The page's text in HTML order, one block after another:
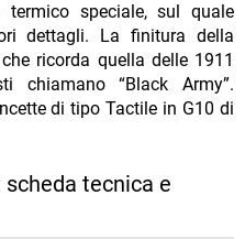
speciale, sul quale
dettagli. La finitura della
ricorda quella delle 1911
chiamano “Black Army”.
di tipo Tactile in G10 di
scheda tecnica e